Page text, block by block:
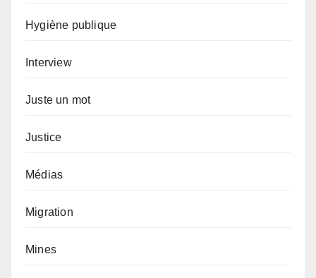
Hygiène publique
Interview
Juste un mot
Justice
Médias
Migration
Mines